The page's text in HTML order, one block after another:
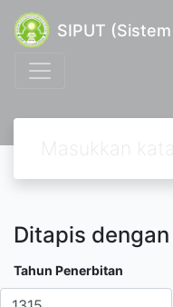
SIPUT
Ditapis dengan
Tahun Penerbitan